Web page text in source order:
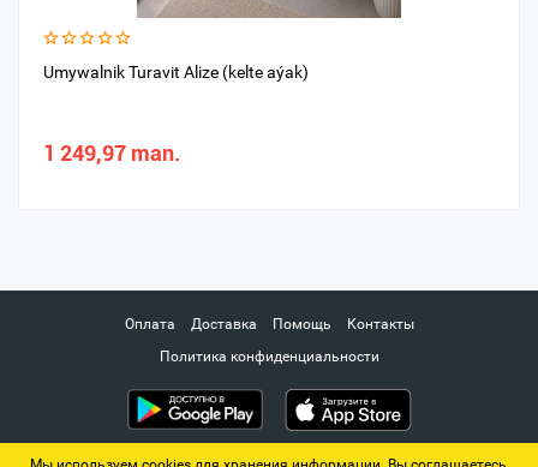
Umywalnik Turavit Alize (kelte aýak)
1 249,97 man.
Оплата Доставка Помощь
Контакты
Политика конфиденциальности